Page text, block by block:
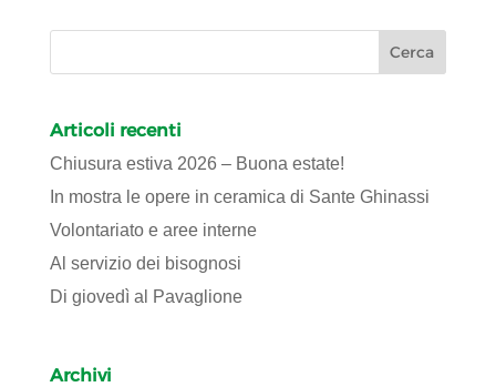
Articoli recenti
Chiusura estiva 2026 – Buona estate!
In mostra le opere in ceramica di Sante Ghinassi
Volontariato e aree interne
Al servizio dei bisognosi
Di giovedì al Pavaglione
Archivi